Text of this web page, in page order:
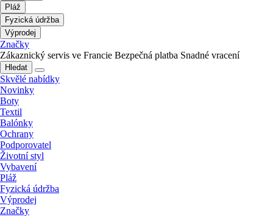
Pláž
Fyzická údržba
Výprodej
Značky
Zákaznický servis ve Francie Bezpečná platba Snadné vracení
Hledat
Skvělé nabídky
Novinky
Boty
Textil
Balónky
Ochrany
Podporovatel
Životní styl
Vybavení
Pláž
Fyzická údržba
Výprodej
Značky